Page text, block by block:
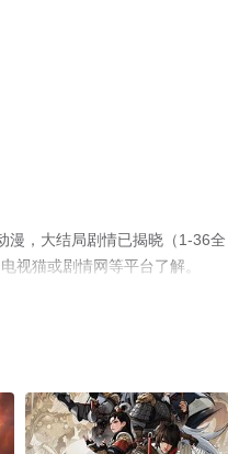
漫，大结局剧情已揭晓（1-36全
视猫或剧情网等平台了解。